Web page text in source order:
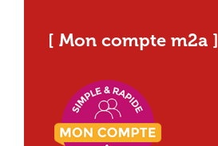
[ Mon compte m2a ]